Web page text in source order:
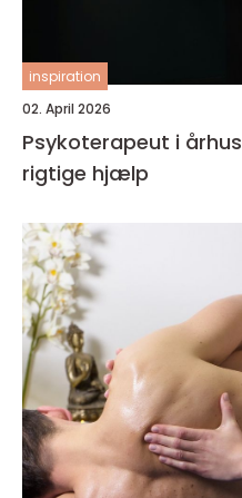
inspiration
02. April 2026
Psykoterapeut i århus sådan finder du den
rigtige hjælp